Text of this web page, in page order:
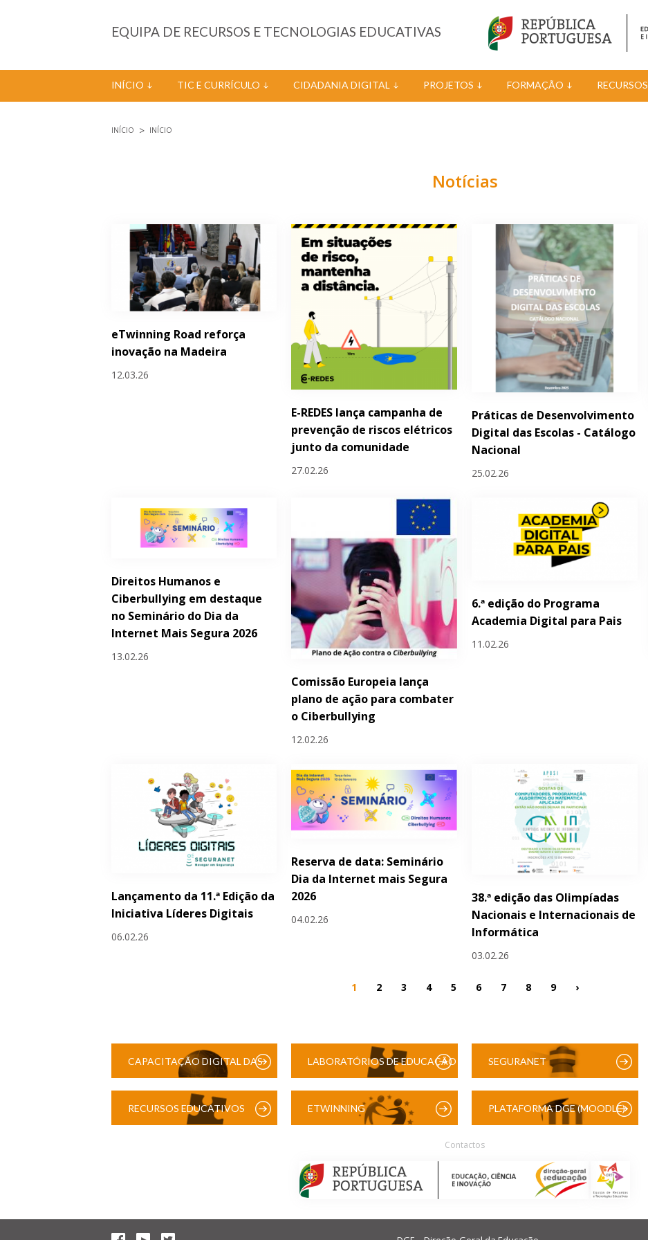
EQUIPA DE RECURSOS E TECNOLOGIAS EDUCATIVAS
INÍCIO TIC E CURRÍCULO CIDADANIA DIGITAL PROJETOS FORMAÇÃO RECURSOS
INÍCIO INÍCIO
Notícias
eTwinning Road reforça
inovação na Madeira
12.03.26
E-REDES lança campanha de
prevenção de riscos elétricos
junto da comunidade
27.02.26
Práticas de Desenvolvimento
Digital das Escolas - Catálogo
Nacional
25.02.26
Direitos Humanos e
Ciberbullying em destaque
no Seminário do Dia da
Internet Mais Segura 2026
13.02.26
Comissão Europeia lança
plano de ação para combater
o Ciberbullying
12.02.26
6.ª edição do Programa
Academia Digital para Pais
11.02.26
Lançamento da 11.ª Edição da
Iniciativa Líderes Digitais
06.02.26
Reserva de data: Seminário
Dia da Internet mais Segura
2026
04.02.26
38.ª edição das Olimpíadas
Nacionais e Internacionais de
Informática
03.02.26
Páginas
1 2 3 4 5 6 7 8 9 ›
CAPACITAÇÃO DIGITAL DAS LABORATÓRIOS DE EDUCAÇÃO SEGURANET
RECURSOS EDUCATIVOS ETWINNING PLATAFORMA DGE (MOODLE)
Contactos